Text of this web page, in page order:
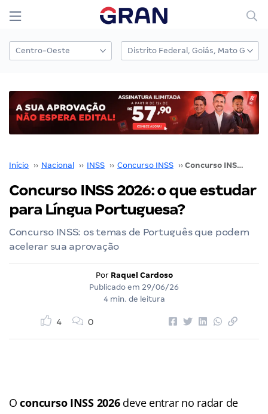
Início ›› Nacional ›› INSS ›› Concurso INSS ›› Concurso INSS 2026: o que estudar para Língua Portuguesa?
Concurso INSS 2026: o que estudar
para Língua Portuguesa?
Concurso INSS: os temas de Português que podem
acelerar sua aprovação
Por Raquel Cardoso
Publicado em 29/06/26
4 min. de leitura
4 0
Oconcurso INSS 2026 deve entrar no radar de